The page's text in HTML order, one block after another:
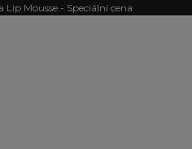
Mousse - Speciální cena